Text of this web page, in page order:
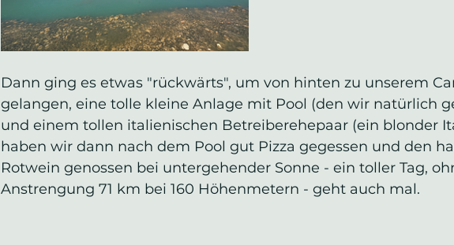
Dann ging es etwas "rückwärts", um von hinten zu unserem
gelangen, eine tolle kleine Anlage mit Pool (den wir natürlich
und einem tollen italienischen Betreiberehepaar (ein blonder
haben wir dann nach dem Pool gut Pizza gegessen und den
Rotwein genossen bei untergehender Sonne - ein toller Tag,
Anstrengung 71 km bei 160 Höhenmetern - geht auch mal.